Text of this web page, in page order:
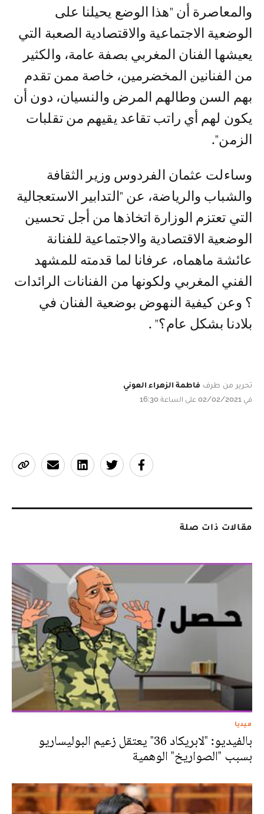
والمعاصرة أن "هذا الوضع يحيلنا على
الوضعية الاجتماعية والاقتصادية الصعبة التي
يعيشها الفنان المغربي بصفة عامة، والكثير
من الفنانين المخضرمين، خاصة ممن تقدم
بهم السن وطالهم المرض والنسيان، دون أن
يكون لهم أي راتب تقاعد يقيهم من تقلبات
الزمن".
وساءلت عثمان الفردوس وزير الثقافة
والشباب والرياضة، عن "التدابير الاستعجالية
التي تعتزم الوزارة اتخاذها من أجل تحسين
الوضعية الاقتصادية والاجتماعية للفنانة
عائشة ماهماه، عرفانا لما قدمته للمشهد
الفني المغربي ولكونها من الفنانات الرائدات
؟ وعن كيفية النهوض بوضعية الفنان في
بلادنا بشكل عام؟" .
تحرير من طرف فاطمة الزهراء العوني
في 02/02/2021 على الساعة 16:30
مقالات ذات صلة
ميديا
بالفيديو: "لابريكاد 36" يعتقل زعيم البوليساريو
بسبب "الصواريخ" الوهمية